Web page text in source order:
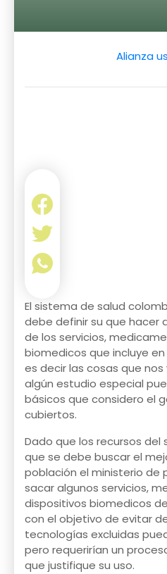
Alianza
El sistema de salud
debe definir su que hacer
de los servicios,
biomedicos que incluye
es decir las cosas que
algún estudio especial
básicos que considero el
cubiertos.
Dado que los recursos
que se debe buscar el
población el ministerio de
sacar algunos servicios,
dispositivos biomedicos
con el objetivo de evitar
tecnologías excluidas
pero requerirían un
que justifique su uso.